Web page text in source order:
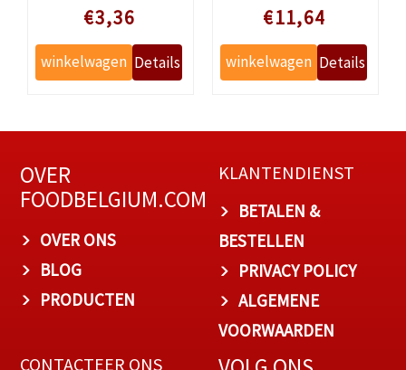
Speciale prijs
€3,36 Speciale prijs
€11,64
OVER
FOODBELGIUM.COM
OVER ONS
BLOG
PRODUCTEN
KLANTENDIENST
BETALEN &
BESTELLEN
PRIVACY POLICY
ALGEMENE
VOORWAARDEN
CONTACTEER ONS